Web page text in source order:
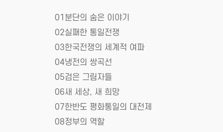
01분단의 숨은 이야기
02실패한 통일전쟁
03한국전쟁의 세계적 여파
04냉전의 쌍곡선
05검은 그림자들
06새 세상, 새 희망
07한반도 평화통일의 대전제
08정부의 역할